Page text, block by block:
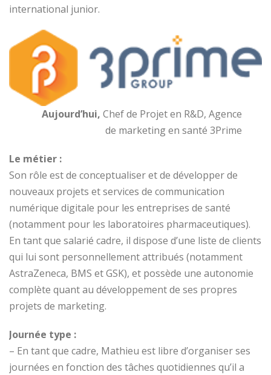
international junior.
Aujourd’hui, Chef de Projet en R&D, Agence
de marketing en santé 3Prime
Le métier :
Son rôle est de conceptualiser et de développer de
nouveaux projets et services de communication
numérique digitale pour les entreprises de santé
(notamment pour les laboratoires pharmaceutiques).
En tant que salarié cadre, il dispose d’une liste de clients
qui lui sont personnellement attribués (notamment
AstraZeneca, BMS et GSK), et possède une autonomie
complète quant au développement de ses propres
projets de marketing.
Journée type :
– En tant que cadre, Mathieu est libre d’organiser ses
journées en fonction des tâches quotidiennes qu’il a